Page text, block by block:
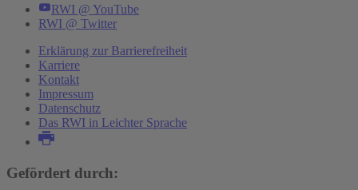
RWI @ YouTube
RWI @ Twitter
Erklärung zur Barrierefreiheit
Karriere
Kontakt
Impressum
Datenschutz
Das RWI in Leichter Sprache
Gefördert durch: